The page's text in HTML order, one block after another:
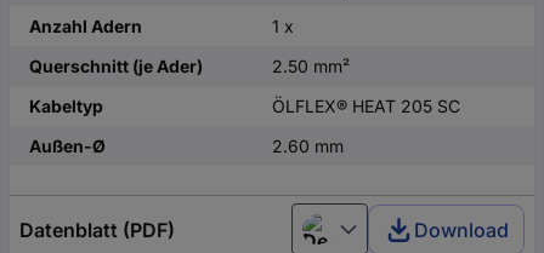
Anzahl Adern
1 x
Querschnitt (je Ader)
2.50 mm²
Kabeltyp
ÖLFLEX® HEAT 205 SC
Außen-Ø
2.60 mm
Datenblatt (PDF) Deutsch (Deutschland)
Download